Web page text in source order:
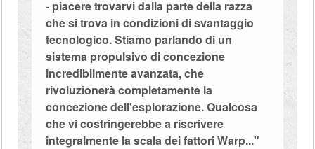
- piacere trovarvi dalla parte della razza
che si trova in condizioni di svantaggio
tecnologico. Stiamo parlando di un
sistema propulsivo di concezione
incredibilmente avanzata, che
rivoluzionerà completamente la
concezione dell'esplorazione. Qualcosa
che vi costringerebbe a riscrivere
integralmente la scala dei fattori Warp..."